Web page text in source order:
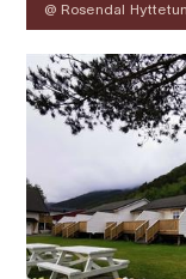
@ Rosendal Hyttetun